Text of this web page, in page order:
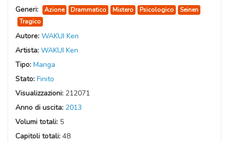
Generi:
Azione Drammatico Mistero Psicologico
Seinen
Tragico
Autore: WAKUI Ken
Artista: WAKUI Ken
Tipo: Manga
Stato: Finito
Visualizzazioni: 212071
Anno di uscita: 2013
Volumi totali: 5
Capitoli totali: 48